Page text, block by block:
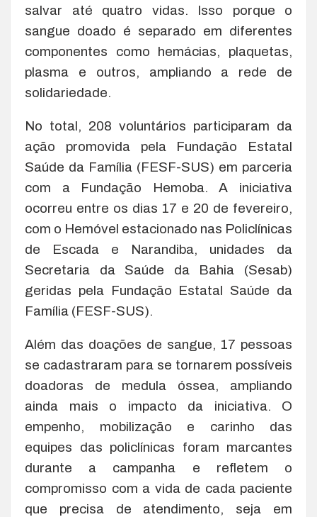
salvar até quatro vidas. Isso porque o
sangue doado é separado em diferentes
componentes como hemácias, plaquetas,
plasma e outros, ampliando a rede de
solidariedade.
No total, 208 voluntários participaram da
ação promovida pela Fundação Estatal
Saúde da Família (FESF-SUS) em parceria
com a Fundação Hemoba. A iniciativa
ocorreu entre os dias 17 e 20 de fevereiro,
com o Hemóvel estacionado nas Policlínicas
de Escada e Narandiba, unidades da
Secretaria da Saúde da Bahia (Sesab)
geridas pela Fundação Estatal Saúde da
Família (FESF-SUS).
Além das doações de sangue, 17 pessoas
se cadastraram para se tornarem possíveis
doadoras de medula óssea, ampliando
ainda mais o impacto da iniciativa. O
empenho, mobilização e carinho das
equipes das policlínicas foram marcantes
durante a campanha e refletem o
compromisso com a vida de cada paciente
que precisa de atendimento, seja em